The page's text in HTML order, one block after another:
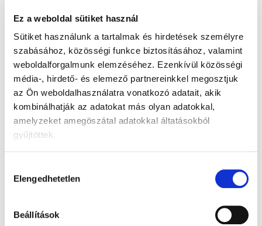
Ez a weboldal sütiket használ
Sütiket használunk a tartalmak és hirdetések személyre
szabásához, közösségi funkce biztosításához, valamint
weboldalforgalmunk elemzéséhez. Ezenkívül közösségi
média-, hirdető- és elemező partnereinkkel megosztjuk
az Ön weboldalhasználatra vonatkozó adatait, akik
kombinálhatják az adatokat más olyan adatokkal,
amelyzeket amegöszátal adatokkal áltatásokból
gyűjtöttek.
kiválasztása
Elengedhetetlen
Beállítások
szabályozó anyagok: dikálium-hidrogén-foszfát,
gellángumi; só. Nyomokban szóját és dióféléket
tartalmazhat. Természetes módon előforduló
cukrokat tartalmaz.
Az allergének NAGYBETŰVEL vannak jelölve.
Tápértékadatok (100 ml-re):
Szénhidrátok: 6,5 g
Rost: 0,7 g
Fehérje: 0,1 g